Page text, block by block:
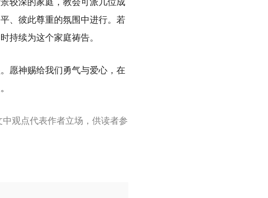
较深的家庭，教会可派几位成
、彼此尊重的氛围中进行。若
持续为这个家庭祷告。
愿神赐给我们勇气与爱心，在
观点代表作者立场，供读者参